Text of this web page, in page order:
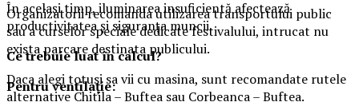
În același timp, iluminarea insuficientă afectează
productivitatea și siguranța muncii.
Ce trebuie luat în calcul?
Pentru ventilație:
Organizatorii recomanda utilizarea transportului public
sau a curselor speciale dedicate festivalului, intrucat nu
exista parcare destinata publicului.
Daca alegi totusi sa vii cu masina, sunt recomandate rutele
alternative Chitila – Buftea sau Corbeanca – Buftea.